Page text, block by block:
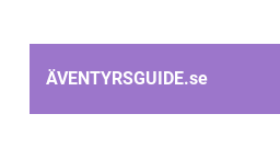
ÄVENTYRSGUIDE.se